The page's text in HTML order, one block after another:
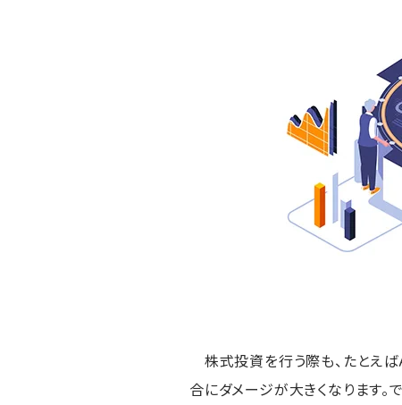
株式投資を行う際も、たとえ
合にダメージが大きくなります。